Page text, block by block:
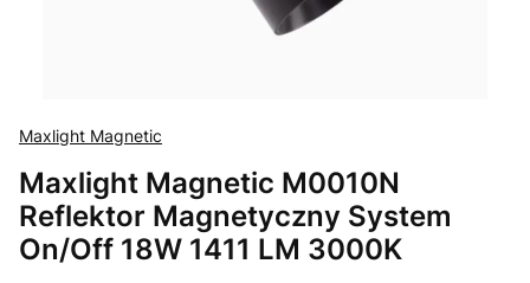
Maxlight Magnetic
Maxlight Magnetic M0010N
Reflektor Magnetyczny System
On/Off 18W 1411 LM 3000K